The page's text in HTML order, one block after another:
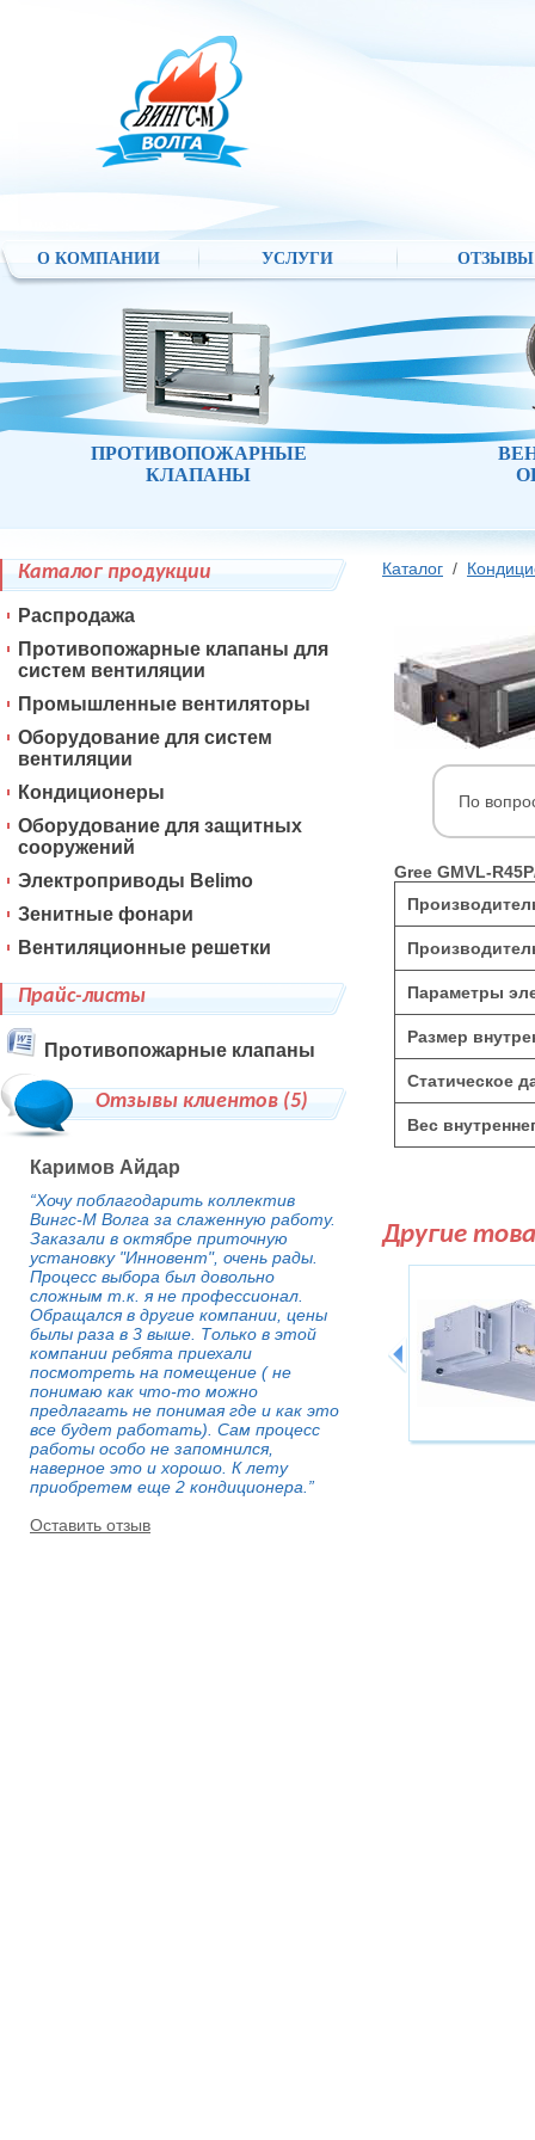
О КОМПАНИИ УСЛУГИ ОТЗЫВЫ
ПРОТИВОПОЖАРНЫЕ
КЛАПАНЫ
Каталог /
По
Gree GMVL-
Параметры
Размер
Статическое
Вес
Другие
Каталог продукции
Распродажа
Противопожарные клапаны для
систем вентиляции
Промышленные вентиляторы
Оборудование для систем
вентиляции
Кондиционеры
Оборудование для защитных
сооружений
Электроприводы Belimo
Зенитные фонари
Вентиляционные решетки
Прайс-листы
Противопожарные клапаны
Отзывы клиентов (5)
Каримов Айдар
“Хочу поблагодарить коллектив
Вингс-М Волга за слаженную работу.
Заказали в октябре приточную
установку "Инновент", очень рады.
Процесс выбора был довольно
сложным т.к. я не профессионал.
Обращался в другие компании, цены
былы раза в 3 выше. Только в этой
компании ребята приехали
посмотреть на помещение ( не
понимаю как что-то можно
предлагать не понимая где и как это
все будет работать). Сам процесс
работы особо не запомнился,
наверное это и хорошо. К лету
приобретем еще 2 кондиционера.”
Оставить отзыв